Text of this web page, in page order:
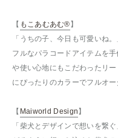
【 もこあむあむ®︎】
「うちの子、今日も可愛いね
フルなパラコードアイテムを
や使い心地にもこだわったリ
にぴったりのカラーでフルオー
【 Maiworld Design】
「柴犬とデザインで想いを繋